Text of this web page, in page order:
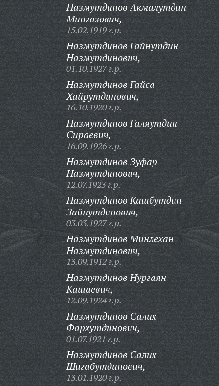
Назмутдинов Акмалутдин
Мингазович,
15.02.1919 г.р.
Назмутдинов Гайнутдин
Назмутдинович,
01.10.1927 г.р.
Назмутдинов Гайса
Хайрутдинович,
16.10.1920 г.р.
Назмутдинов Галяутдин
Сираевич,
16.09.1926 г.р.
Назмутдинов Зуфар
Назмутдинович,
12.07.1923 г.р.
Назмутдинов Кашбутдин
Зайнутдинович,
03.03.1927 г.р.
Назмутдинов Минлехан
Назмутдинович,
13.09.1912 г.р.
Назмутдинов Нургаян
Кашаевич,
12.09.1924 г.р.
Назмутдинов Салих
Фархутдинович,
01.07.1921 г.р.
Назмутдинов Салих
Шигабутдинович,
13.01.1920 г.р.